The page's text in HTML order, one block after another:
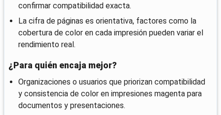
confirmar compatibilidad exacta.
La cifra de páginas es orientativa, factores como la
cobertura de color en cada impresión pueden variar el
rendimiento real.
¿Para quién encaja mejor?
Organizaciones o usuarios que priorizan compatibilidad
y consistencia de color en impresiones magenta para
documentos y presentaciones.